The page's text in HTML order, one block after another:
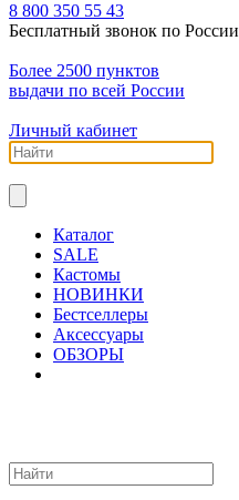
8 800 350 55 43
Бесплатный звонок по России
Более 2500 пунктов
выдачи по всей России
Личный кабинет
Каталог
SALE
Кастомы
НОВИНКИ
Бестселлеры
Аксессуары
ОБЗОРЫ